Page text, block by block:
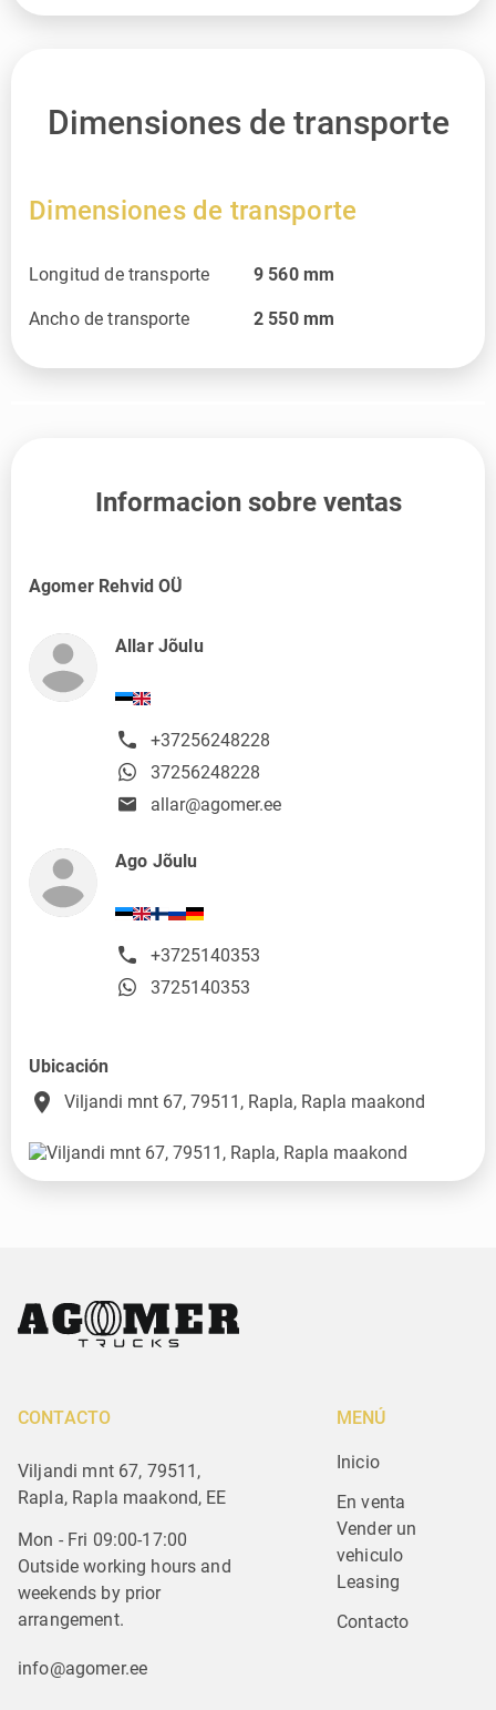
Dimensiones de transporte
Dimensiones de transporte
Longitud de transporte 9 560 mm
Ancho de transporte 2 550 mm
Informacion sobre ventas
Agomer Rehvid OÜ
Allar Jõulu
+37256248228
37256248228
allar@agomer.ee
Ago Jõulu
+3725140353
3725140353
Ubicación
place Viljandi mnt 67, 79511, Rapla, Rapla maakond
CONTACTO
Viljandi mnt 67, 79511,
Rapla, Rapla maakond, EE
Mon - Fri 09:00-17:00
Outside working hours and
weekends by prior
arrangement.
info@agomer.ee
MENÚ
Inicio
En venta
Vender un
vehiculo
Leasing
Contacto